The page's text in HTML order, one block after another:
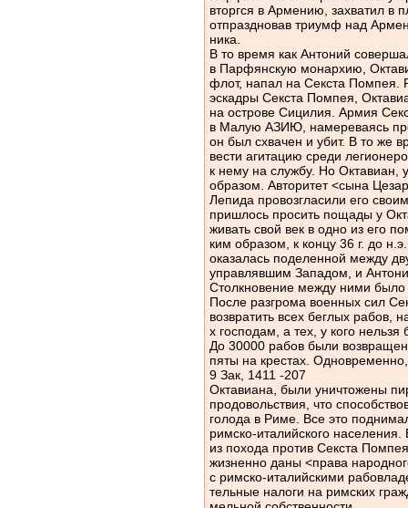
вторгся в Армению, захватил в
отпраздновав триумф над
ника.
В то время как Антоний
в Парфянскую монархию,
флот, напал на Секста Помпея.
эскадры Секста Помпея,
на острове Сицилия. Армия
в Малую АЗИЮ, намереваясь
он был схвачен и убит. В то же
вести агитацию среди
к нему на службу. Но Октавиан,
образом. Авторитет <сына
Лепида провозгласили его
пришлось просить пощады у
живать свой век в одно из его
ким образом, к концу 36 г. до
оказалась поделенной между
управлявшим Западом, и
Столкновение между ними
После разгрома военных сил
возвратить всех беглых рабов,
х господам, а тех, у кого
До 30000 рабов были
пяты на крестах.
9 Зак, 1411 -207
Октавиана, были уничтожены
продовольствия, что
голода в Риме. Все это
римско-италийского
из похода против Секста
жизненно даны <права
с римско-италийскими
тельные налоги на римских